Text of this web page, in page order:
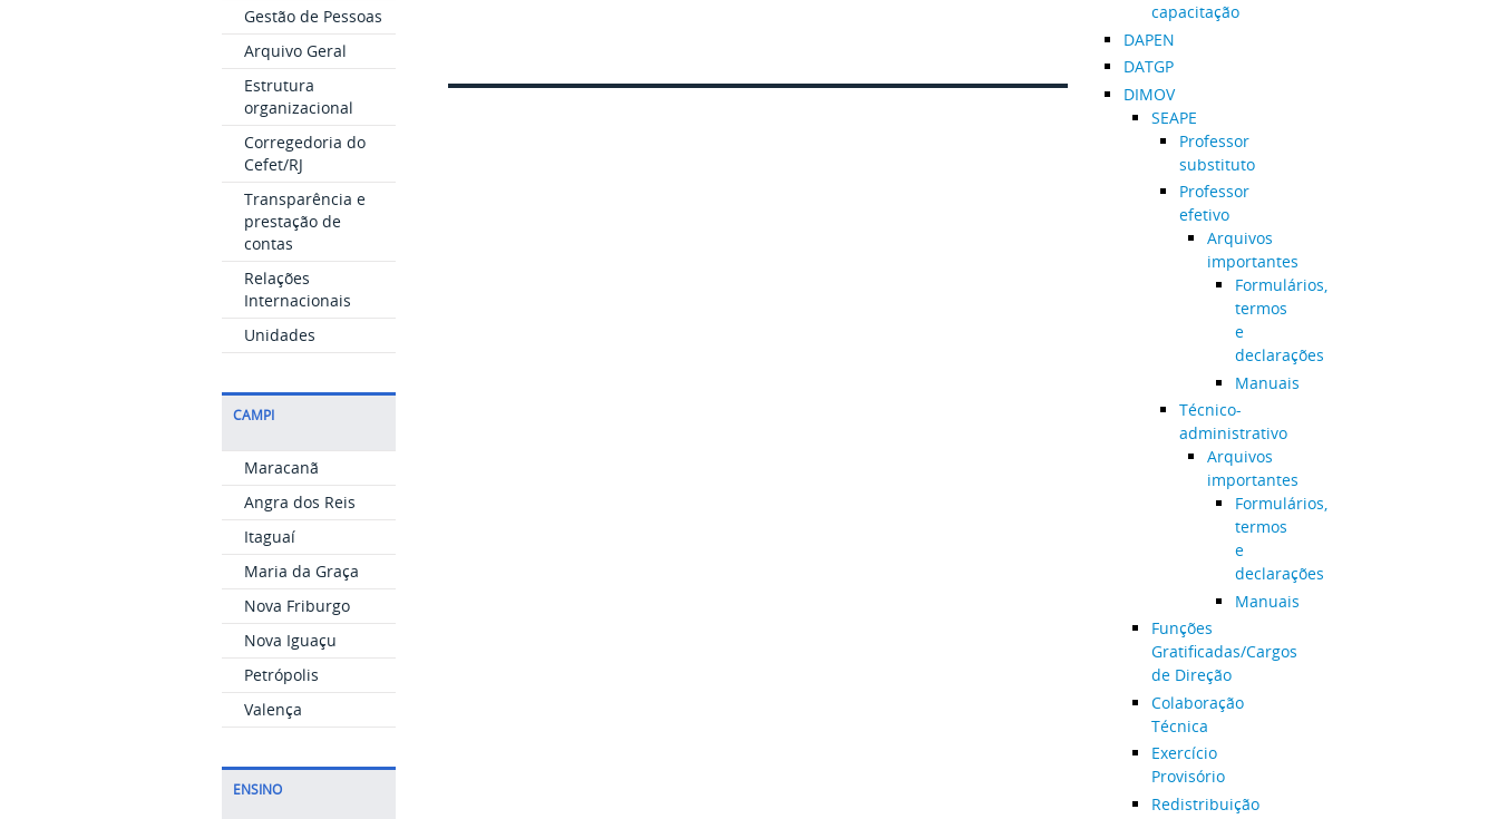
Gestão de Pessoas
Arquivo Geral
Estrutura
organizacional
Corregedoria do
Cefet/RJ
Transparência e
prestação de
contas
Relações
Internacionais
Unidades
CAMPI
Maracanã
Angra dos Reis
Itaguaí
Maria da Graça
Nova Friburgo
Nova Iguaçu
Petrópolis
Valença
ENSINO
capacitação
DAPEN
DATGP
DIMOV
SEAPE
Professor
substituto
Professor
efetivo
Arquivos
importantes
Formulários,
termos
e
declarações
Manuais
Técnico-
administrativo
Arquivos
importantes
Formulários,
termos
e
declarações
Manuais
Funções
Gratificadas/Cargos
de Direção
Colaboração
Técnica
Exercício
Provisório
Redistribuição